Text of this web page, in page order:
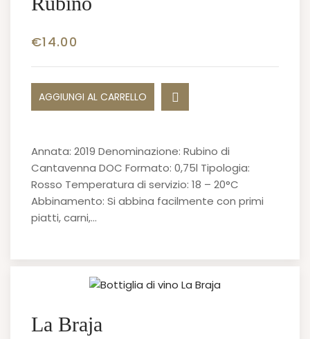
€14.00
AGGIUNGI AL CARRELLO
Annata: 2019 Denominazione: Rubino di
Cantavenna DOC Formato: 0,75l Tipologia:
Rosso Temperatura di servizio: 18 – 20°C
Abbinamento: Si abbina facilmente con primi
piatti, carni,…
La Braja